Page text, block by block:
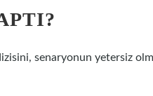
senaryonun yetersiz